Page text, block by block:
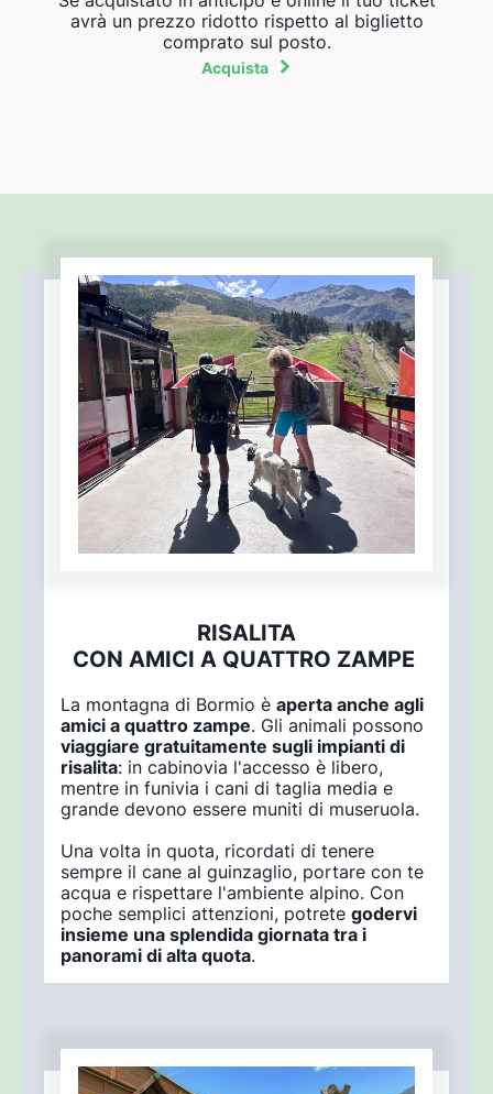
avrà un prezzo ridotto rispetto al biglietto
comprato sul posto.
Acquista
RISALITA
CON AMICI A QUATTRO ZAMPE
La montagna di Bormio èaperta anche agli
amici a quattro zampe. Gli animali possono
viaggiare gratuitamente sugli impianti di
risalita: in cabinovia l'accesso è libero,
mentre in funivia i cani di taglia media e
grande devono essere muniti di museruola.
Una volta in quota, ricordati di tenere
sempre il cane al guinzaglio, portare con te
acqua e rispettare l'ambiente alpino. Con
poche semplici attenzioni, potretegodervi
insieme una splendida giornata tra i
panorami di alta quota.